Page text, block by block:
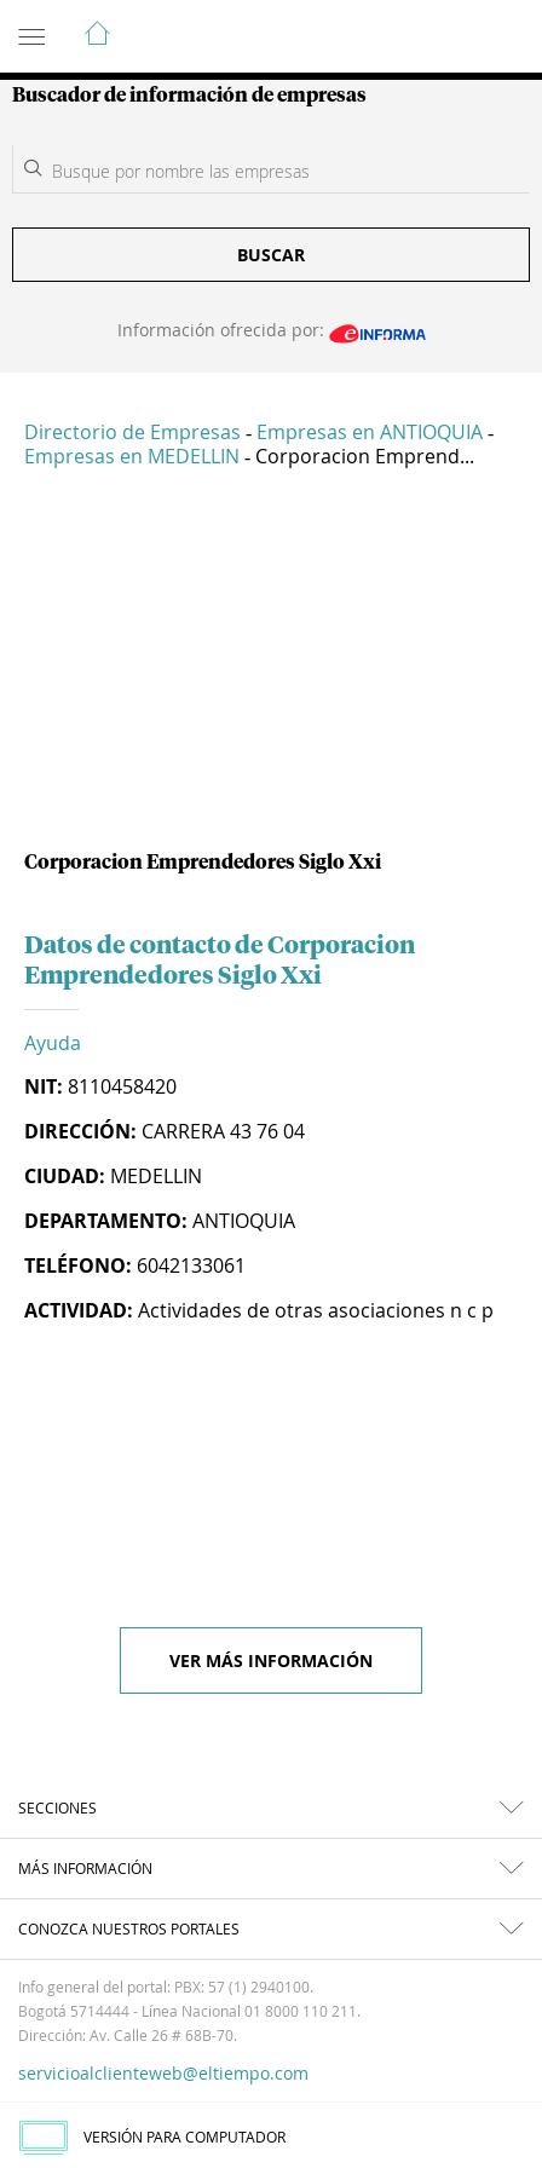
Guía de Empresas Colombianas
Buscador de información de empresas
BUSCAR
Información ofrecida por:
Directorio de Empresas - Empresas en ANTIOQUIA -
Empresas en MEDELLIN - Corporacion Emprend...
Corporacion Emprendedores Siglo Xxi
Datos de contacto de Corporacion
Emprendedores Siglo Xxi
Ayuda
NIT: 8110458420
DIRECCIÓN: CARRERA 43 76 04
CIUDAD: MEDELLIN
DEPARTAMENTO: ANTIOQUIA
TELÉFONO: 6042133061
ACTIVIDAD: Actividades de otras asociaciones n c p
VER MÁS INFORMACIÓN
SECCIONES
MÁS INFORMACIÓN
CONOZCA NUESTROS PORTALES
Info general del portal: PBX: 57 (1) 2940100.
Bogotá 5714444 - Línea Nacional 01 8000 110 211.
Dirección: Av. Calle 26 # 68B-70.
servicioalclienteweb@eltiempo.com
VERSIÓN PARA COMPUTADOR